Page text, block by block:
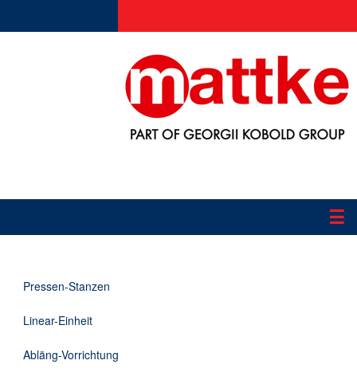
☰
Applikationen
Informationen
Downloads
Pressen-Stanzen
Linear-Einheit
Abläng-Vorrichtung